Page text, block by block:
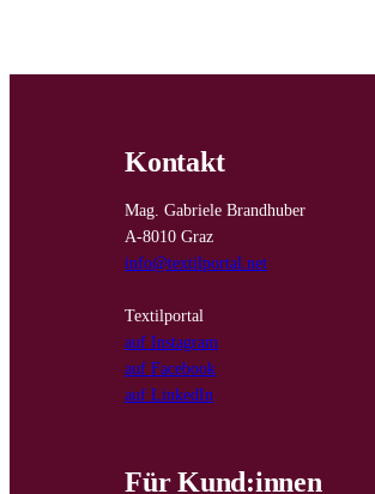
Kontakt
Mag. Gabriele Brandhuber
A-8010 Graz
info@textilportal.net
Textilportal
auf Instagram
auf Facebook
auf LinkedIn
Für Kund:innen